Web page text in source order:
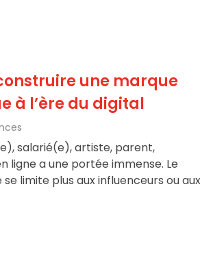
une marque
à l’ère du digital
salarié(e), artiste, parent,
ligne a une portée immense. Le
limite plus aux influenceurs ou aux